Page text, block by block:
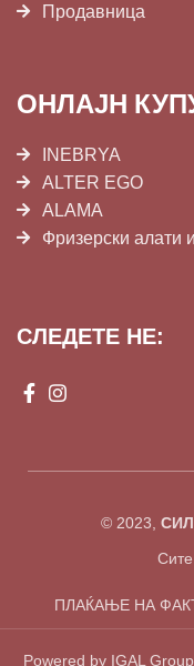
Продавница
ОНЛАЈН
INEBRYA
ALTER EGO
ALAMA
Фризерски алати
СЛЕДЕТЕ НЕ:
© 2023,
ПЛАЌАЊЕ НА
Powered by IGAL